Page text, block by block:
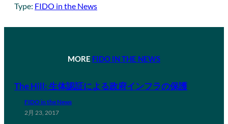
Type: FIDO in the News
MORE FIDO IN THE NEWS
The Hill: 生体認証による政府インフラの保護
FIDO in the News
2月 23, 2017